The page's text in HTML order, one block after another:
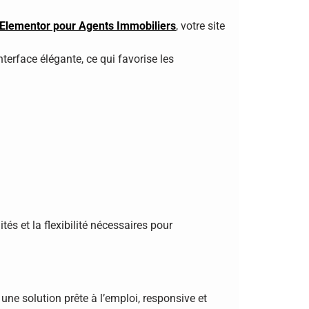
pour Agents Immobiliers, votre site
élégante, ce qui favorise les
et la flexibilité nécessaires pour
solution prête à l’emploi, responsive et